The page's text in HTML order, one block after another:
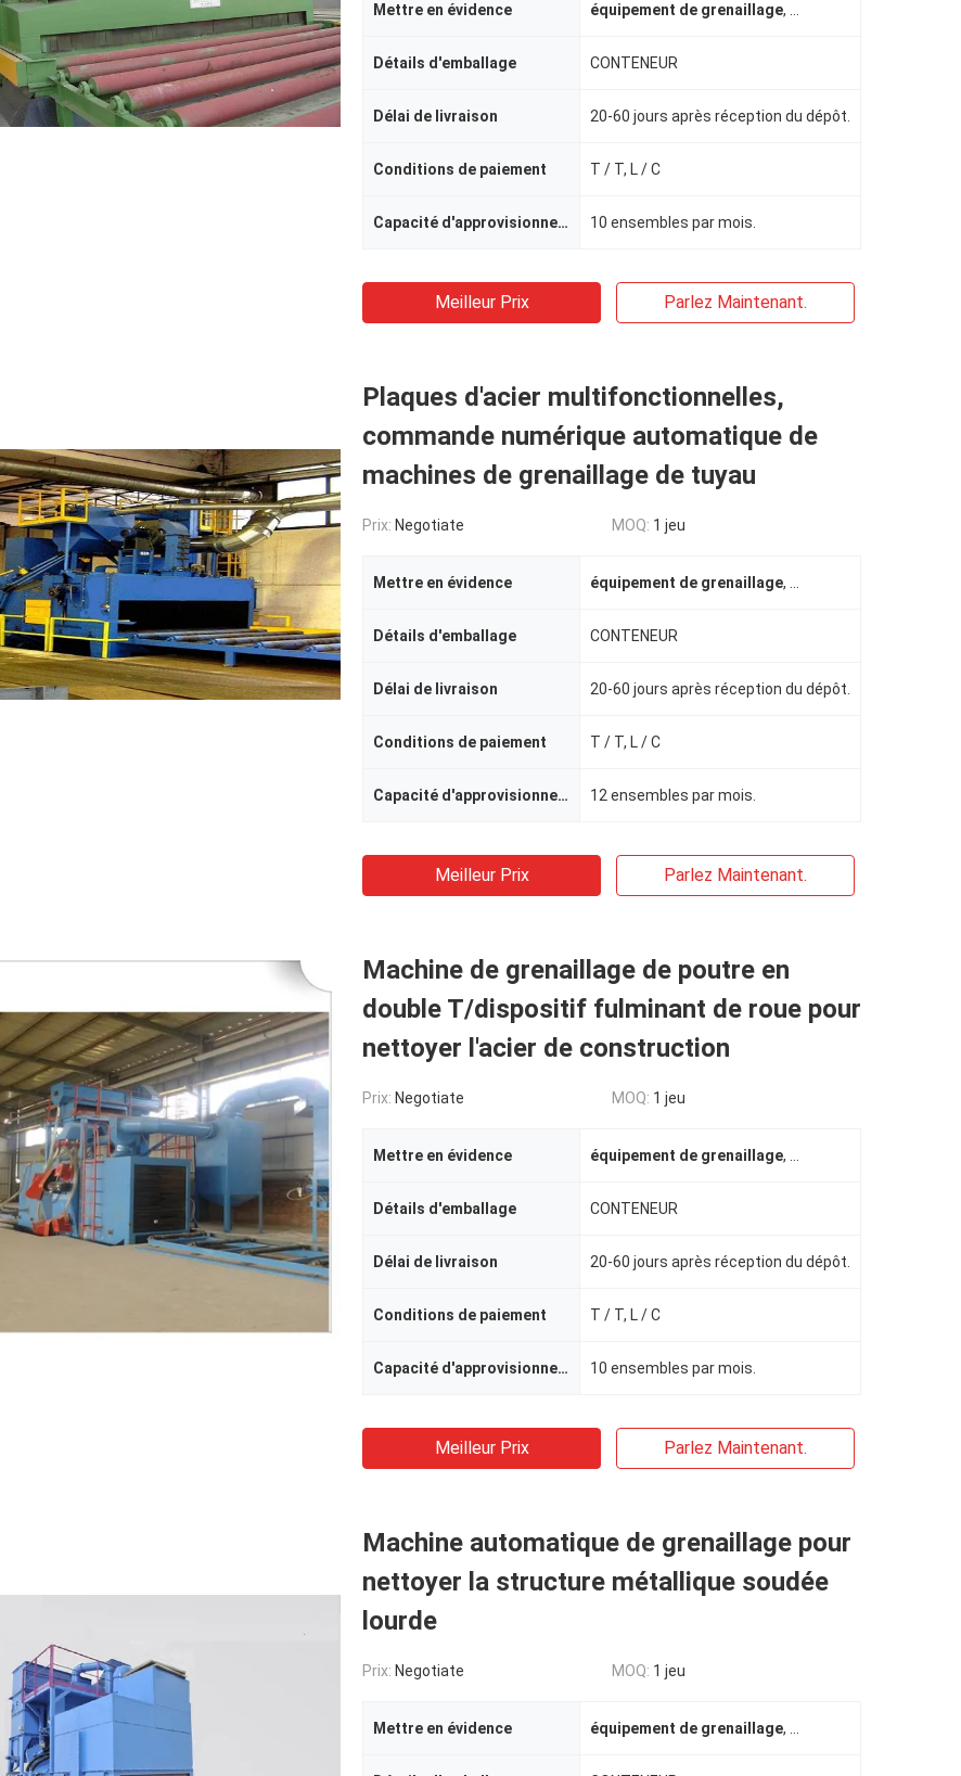
Mettre en évidence équipement de grenaillage,
Détails d'emballage CONTENEUR
Délai de livraison 20-60 jours après réception du dépôt.
Conditions de paiement T / T, L / C
Capacité d'approvisionnement 10 ensembles par mois.
Meilleur Prix Parlez Maintenant.
Plaques d'acier multifonctionnelles,
commande numérique automatique de
machines de grenaillage de tuyau
Prix: Negotiate MOQ: 1 jeu
Mettre en évidence équipement de grenaillage,
Détails d'emballage CONTENEUR
Délai de livraison 20-60 jours après réception du dépôt.
Conditions de paiement T / T, L / C
Capacité d'approvisionnement 12 ensembles par mois.
Meilleur Prix Parlez Maintenant.
Machine de grenaillage de poutre en
double T/dispositif fulminant de roue pour
nettoyer l'acier de construction
Prix: Negotiate MOQ: 1 jeu
Mettre en évidence équipement de grenaillage,
Détails d'emballage CONTENEUR
Délai de livraison 20-60 jours après réception du dépôt.
Conditions de paiement T / T, L / C
Capacité d'approvisionnement 10 ensembles par mois.
Meilleur Prix Parlez Maintenant.
Machine automatique de grenaillage pour
nettoyer la structure métallique soudée
lourde
Prix: Negotiate MOQ: 1 jeu
Mettre en évidence équipement de grenaillage,